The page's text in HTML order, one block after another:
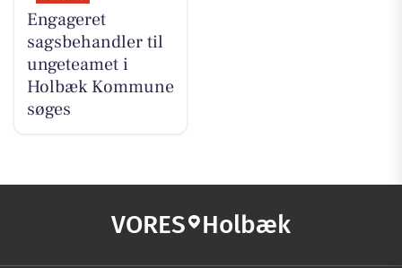
Engageret
sagsbehandler til
ungeteamet i
Holbæk Kommune
søges
VORES Holbæk